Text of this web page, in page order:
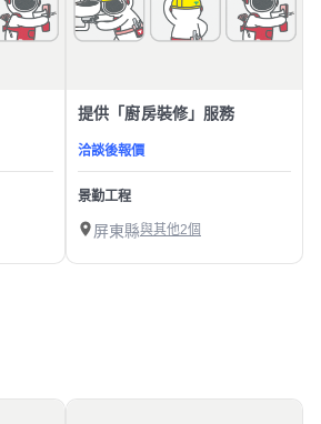
提供「廚房裝修」服務
洽談後報價
景勤工程
屏東縣與其他2個